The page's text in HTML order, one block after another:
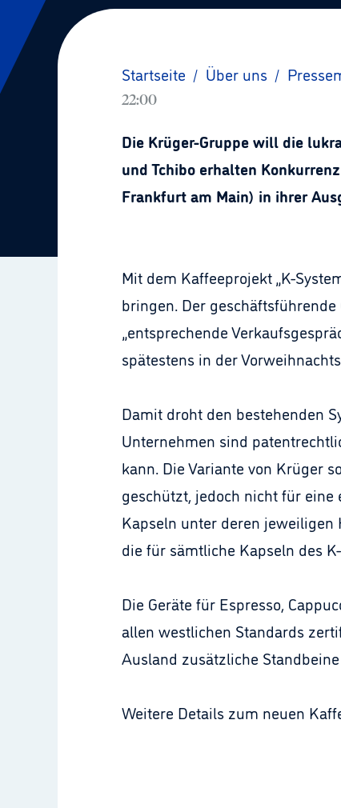
Startseite / Über uns /
22:00
Die Krüger-Gruppe will die
und Tchibo erhalten
Frankfurt am Main) in ihrer
Mit dem Kaffeeprojekt „K-
bringen. Der
„entsprechende
spätestens in der
Damit droht den bestehenden
Unternehmen sind
kann. Die Variante von Krüger
geschützt, jedoch nicht für
Kapseln unter deren jeweiligen
die für sämtliche Kapseln des
Die Geräte für Espresso,
allen westlichen Standards
Ausland zusätzliche
Weitere Details zum neuen